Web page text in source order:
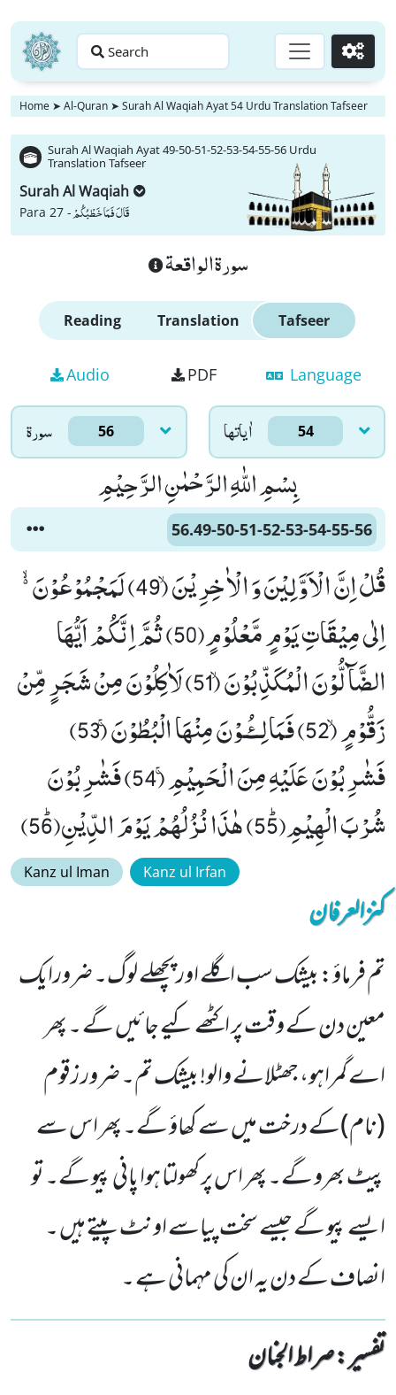
Search Go
Home ➤ Al-Quran ➤ Surah Al Waqiah Ayat 54 Urdu Translation Tafseer
Surah Al Waqiah Ayat 49-50-51-52-53-54-55-56 Urdu
Translation Tafseer
Surah Al Waqiah
Para 27 -قَالَ فَمَا خَطْبُكُمْ
سورة الواقعة
Reading Translation Tafseer
Audio PDF Language
سورۃ 56 اٰياتها 54
بِسْمِ اللّٰهِ الرَّحْمٰنِ الرَّحِیْمِ
56.49-50-51-52-53-54-55-56
قُلْ اِنَّ الْاَوَّلِیْنَ وَ الْاٰخِرِیْنَۙ (49) لَمَجْمُوْعُوْنَ ﳔ
اِلٰى مِیْقَاتِ یَوْمٍ مَّعْلُوْمٍ(50) ثُمَّ اِنَّكُمْ اَیُّهَا
الضَّآلُّوْنَ الْمُكَذِّبُوْنَۙ (51) لَاٰكِلُوْنَ مِنْ شَجَرٍ مِّنْ
زَقُّوْمٍۙ (52) فَمَالِــٴُـوْنَ مِنْهَا الْبُطُوْنَۚ (53)
فَشٰرِبُوْنَ عَلَیْهِ مِنَ الْحَمِیْمِۚ (54) فَشٰرِبُوْنَ
شُرْبَ الْهِیْمِﭤ(55) هٰذَا نُزُلُهُمْ یَوْمَ الدِّیْنِﭤ(56)
Kanz ul Iman Kanz ul Irfan
کنزالعرفان
تم فرماؤ: بیشک سب اگلے اور پچھلے لوگ۔ ضرورایک
معین دن کے وقت پر اکٹھے کیے جائیں گے ۔ پھر
اے گمراہو، جھٹلانے والو! بیشک تم۔ ضرور زقوم
(نام)کے درخت میں سے کھاؤ گے۔ پھر اس سے
پیٹ بھرو گے۔ پھر اس پر کھولتا ہوا پانی پیو گے۔ تو
ایسے پیو گے جیسے سخت پیاسے اونٹ پیتے ہیں ۔
انصاف کے دن یہ ان کی مہمانی ہے ۔
تفسیر : ‎صراط الجنان